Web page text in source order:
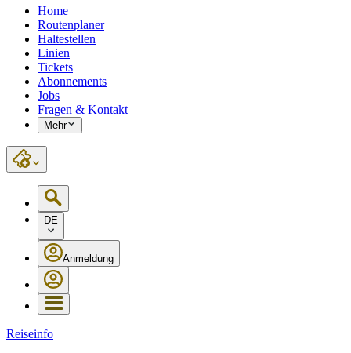
Home
Routenplaner
Haltestellen
Linien
Tickets
Abonnements
Jobs
Fragen & Kontakt
Mehr
DE
Anmeldung
Reiseinfo